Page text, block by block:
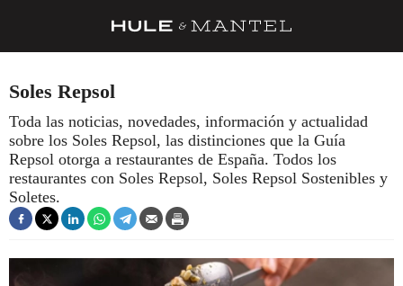
DESPENSA
BARRAS Y ESTRELLAS
DÓNDE COMER
Soles Repsol
Toda las noticias, novedades, información y actualidad
sobre los Soles Repsol, las distinciones que la Guía
Repsol otorga a restaurantes de España. Todos los
restaurantes con Soles Repsol, Soles Repsol Sostenibles y
Soletes.